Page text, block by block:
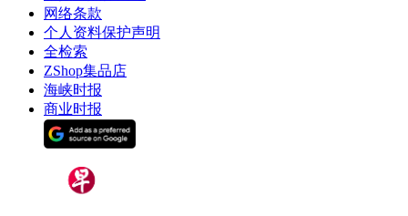
网络条款
个人资料保护声明
全检索
ZShop集品店
海峡时报
商业时报